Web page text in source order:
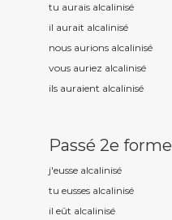
tu aurais alcalinisé
il aurait alcalinisé
nous aurions alcalinisé
vous auriez alcalinisé
ils auraient alcalinisé
Passé 2e forme
j'eusse alcalinisé
tu eusses alcalinisé
il eût alcalinisé